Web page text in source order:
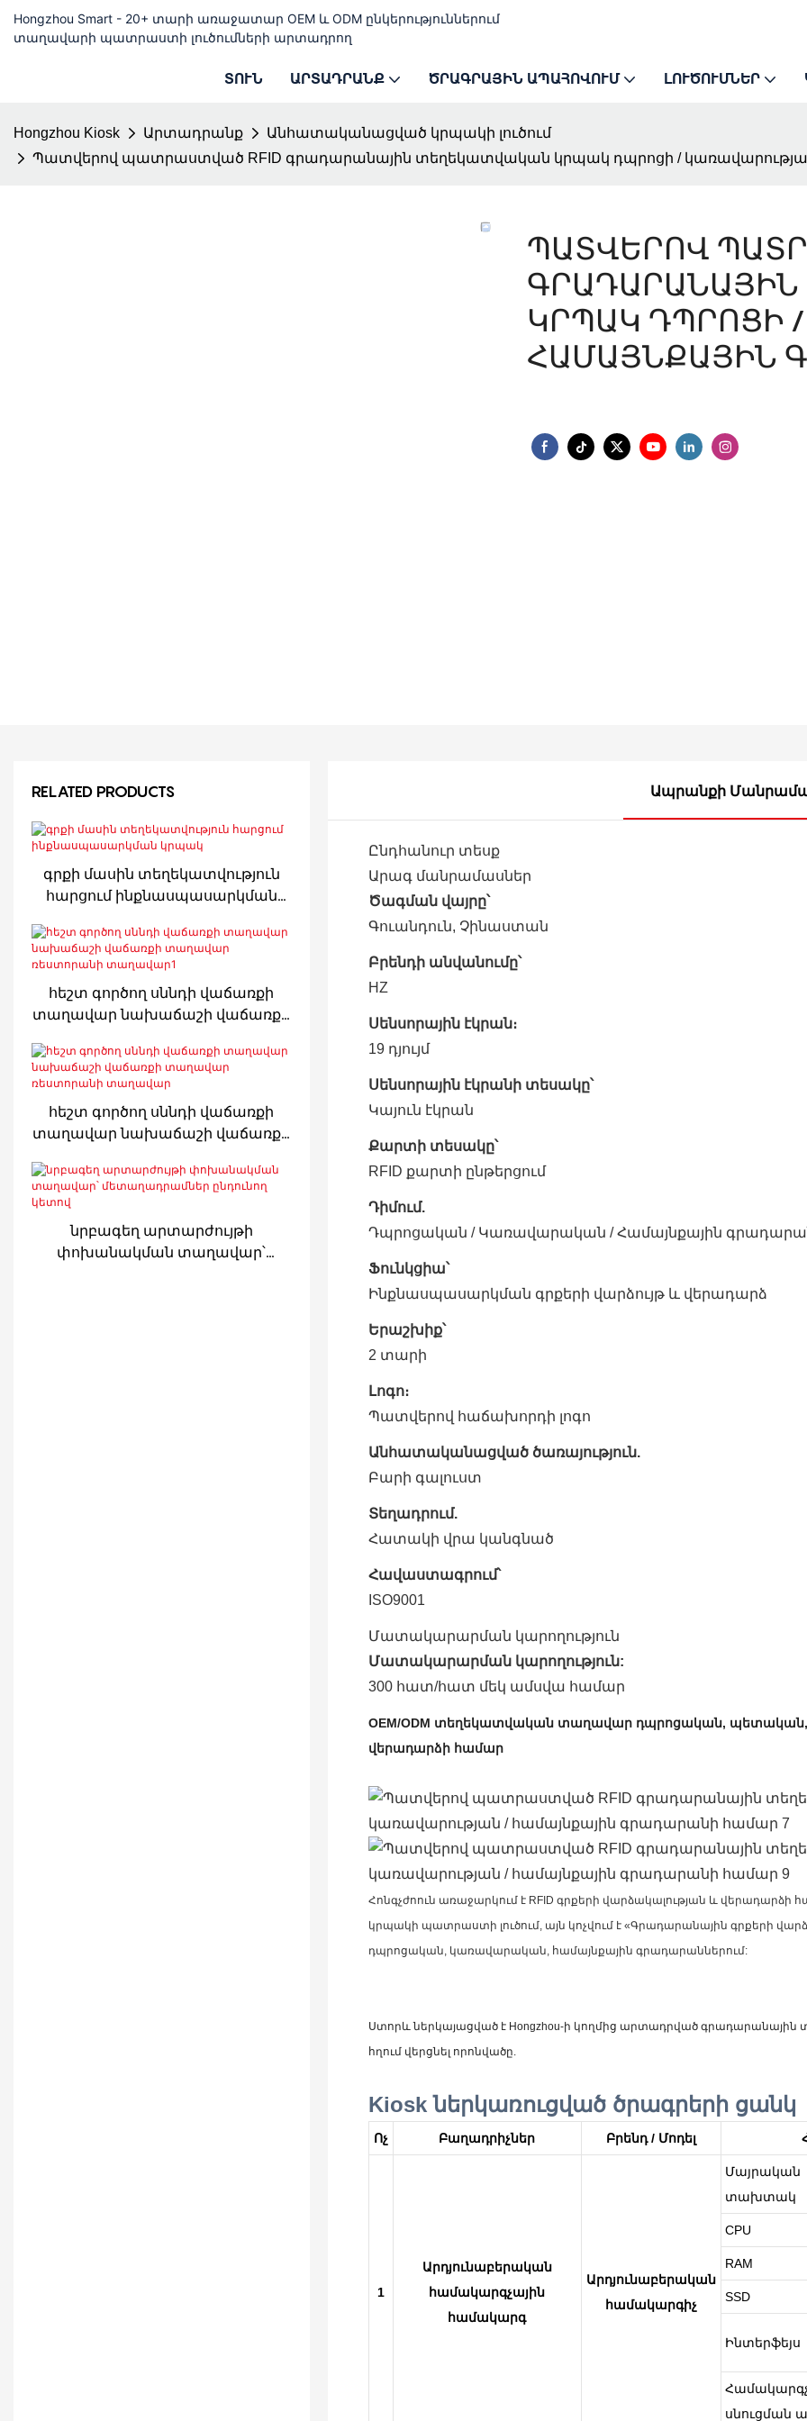
Hongzhou Smart - 20+ տարի առաջատար OEM և ODM ընկերություններում
տաղավարի պատրաստի լուծումների արտադրող
ՏՈՒՆ ԱՐՏԱԴՐԱՆՔ ԾՐԱԳՐԱՅԻՆ ԱՊԱՀՈՎՈՒՄ ԼՈՒԾՈՒՄՆԵՐ
Hongzhou Kiosk Արտադրանք
Անհատականացված կրպակի լուծում
Պատվերով պատրաստված RFID գրադարանային տեղեկատվական կրպակ դպրոցի /
ՊԱՏՎԵՐՈՎ
ԿՐՊԱԿ ԴՊՐՈՑԻ
ՀԱՄԱՅՆՔԱՅԻՆ
Ապրանքի
Ընդհանուր տեսք
Արագ մանրամասներ
Ծագման վայրը՝
Գուանդուն, Չինաստան
Բրենդի անվանումը՝
HZ
Սենսորային էկրան։
19 դյույմ
Սենսորային էկրանի տեսակը՝
Կայուն էկրան
Քարտի տեսակը՝
RFID քարտի ընթերցում
Դիմում.
Դպրոցական / Կառավարական / Համայնքային
Ֆունկցիա՝
Ինքնասպասարկման գրքերի վարձույթ և վերադարձ
Երաշխիք՝
2 տարի
Լոգո։
Պատվերով հաճախորդի լոգո
Անհատականացված ծառայություն.
Բարի գալուստ
Տեղադրում.
Հատակի վրա կանգնած
Հավաստագրում՝
ISO9001
Մատակարարման կարողություն
Մատակարարման կարողություն:
300 հատ/հատ մեկ ամսվա համար
OEM/ODM տեղեկատվական տաղավար դպրոցական, պետական,
վերադարձի համար
Հոնգչժոուն առաջարկում է RFID գրքերի վարձակալության և
կրպակի պատրաստի լուծում, այն կոչվում է «Գրադարանային գրքերի
դպրոցական, կառավարական, համայնքային գրադարաններում:
Ստորև ներկայացված է Hongzhou-ի կողմից արտադրված
հղում վերցնել որոնվածը.
Kiosk ներկառուցված ծրագրերի ցանկ
Ոչ Բաղադրիչներ Բրենդ / Մոդել
1
Արդյունաբերական
համակարգչային
համակարգ
Արդյունաբերական
համակարգիչ
Մայրական
տախտակ
CPU
RAM
SSD
Ինտերֆեյս
սնուցման
RELATED PRODUCTS
գրքի մասին տեղեկատվություն
հարցում ինքնասպասարկման
հեշտ գործող սննդի վաճառքի
տաղավար նախաճաշի վաճառքի
տաղավար1
հեշտ գործող սննդի վաճառքի
տաղավար նախաճաշի վաճառքի
տաղավար
նրբագեղ արտարժույթի
փոխանակման տաղավար՝